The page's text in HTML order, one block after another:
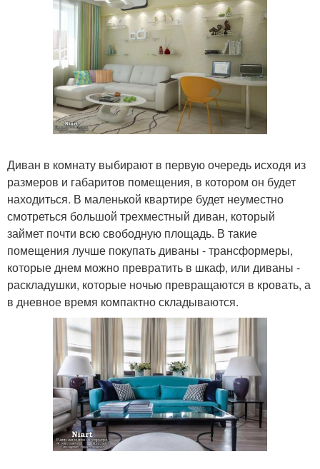
Диван в комнату выбирают в первую очередь исходя из
размеров и габаритов помещения, в котором он будет
находиться. В маленькой квартире будет неуместно
смотреться большой трехместный диван, который
займет почти всю свободную площадь. В такие
помещения лучше покупать диваны - трансформеры,
которые днем можно превратить в шкаф, или диваны -
раскладушки, которые ночью превращаются в кровать, а
в дневное время компактно складываются.